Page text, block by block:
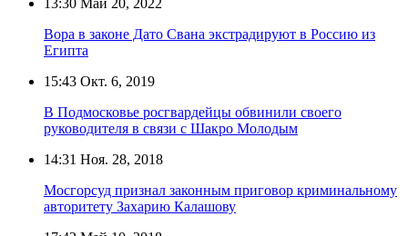
Вора в законе Дато Свана экстрадируют в Россию из
Египта
15:43 Окт. 6, 2019
В Подмосковье росгвардейцы обвинили своего
руководителя в связи с Шакро Молодым
14:31 Ноя. 28, 2018
Мосгорсуд признал законным приговор криминальному
авторитету Захарию Калашову